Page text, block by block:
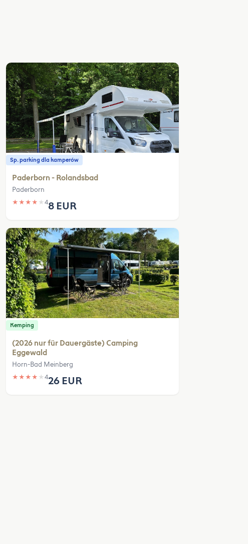
Sp. parking dla kamperów
Paderborn - Rolandsbad
Paderborn
★ ★ ★ ★ ★ 48 EUR
Kemping
(2026 nur für Dauergäste) Camping
Eggewald
Horn-Bad Meinberg
★ ★ ★ ★ ★ 426 EUR